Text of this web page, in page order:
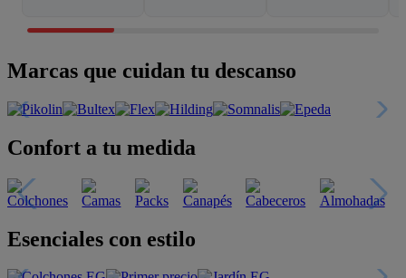
Marcas que cuidan tu descanso
Confort a tu medida
Esenciales con estilo